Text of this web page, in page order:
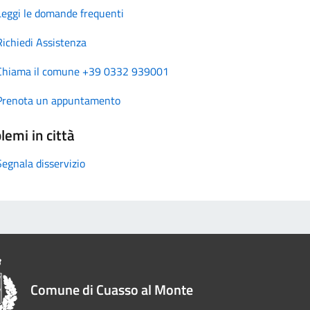
le domande frequenti
Assistenza
il comune +39 0332 939001
un appuntamento
in città
disservizio
Comune di Cuasso al Monte